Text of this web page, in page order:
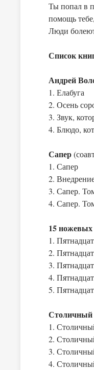
Ты попал в
помощь
Люди
Список
Андрей
1. Елабуга
2. Осень
3. Звук,
4. Блюдо,
Сапер
1. Сапер
2.
3. Сапер.
4. Сапер.
15 ножевых
1.
2.
3.
4.
5.
Столичный
1.
2.
3.
4.